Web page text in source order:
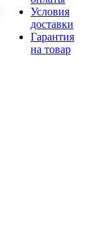
Условия
доставки
Гарантия
на товар